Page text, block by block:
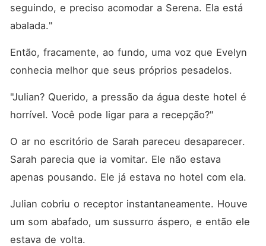
seguindo, e preciso acomodar a Serena. Ela está
abalada."
Então, fracamente, ao fundo, uma voz que Evelyn
conhecia melhor que seus próprios pesadelos.
"Julian? Querido, a pressão da água deste hotel é
horrível. Você pode ligar para a recepção?"
O ar no escritório de Sarah pareceu desaparecer.
Sarah parecia que ia vomitar. Ele não estava
apenas pousando. Ele já estava no hotel com ela.
Julian cobriu o receptor instantaneamente. Houve
um som abafado, um sussurro áspero, e então ele
estava de volta.